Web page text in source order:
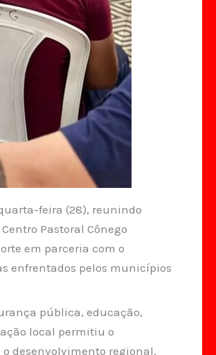
feira (28), reunindo
Pastoral Cônego
em parceria com o
enfrentados pelos municípios
pública, educação,
local permitiu o
desenvolvimento regional.